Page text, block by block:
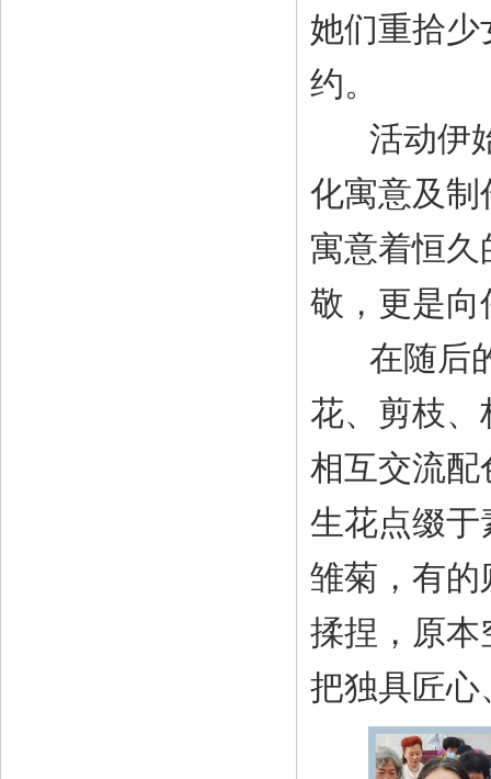
她们重拾
约。
活动伊始
化寓意及制
寓意着恒
敬，更是向
在随后的
花、剪枝
相互交流配
生花点缀于
雏菊，有的
揉捏，原本
把独具匠心